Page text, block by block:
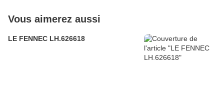
Vous aimerez aussi
LE FENNEC LH.626618